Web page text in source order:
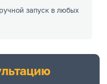
запуск в любых